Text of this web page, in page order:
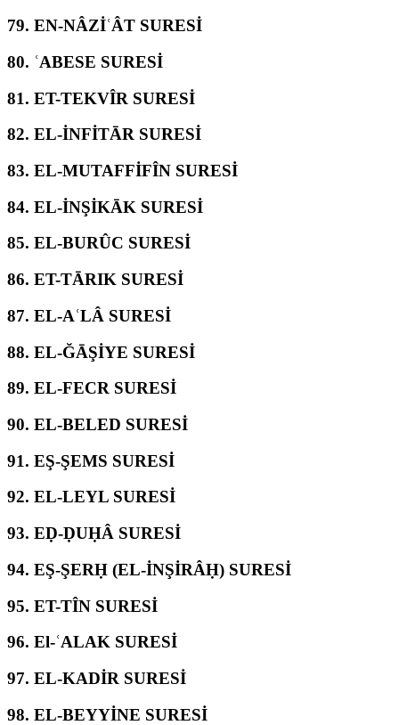
79. EN-NÂZİʿÂT SURESİ
80. ʿABESE SURESİ
81. ET-TEKVÎR SURESİ
82. EL-İNFİTĀR SURESİ
83. EL-MUTAFFİFÎN SURESİ
84. EL-İNŞİKĀK SURESİ
85. EL-BURÛC SURESİ
86. ET-TĀRIK SURESİ
87. EL-AʿLÂ SURESİ
88. EL-ĞĀŞİYE SURESİ
89. EL-FECR SURESİ
90. EL-BELED SURESİ
91. EŞ-ŞEMS SURESİ
92. EL-LEYL SURESİ
93. EḌ-ḌUḤÂ SURESİ
94. EŞ-ŞERḤ (EL-İNŞİRÂḤ) SURESİ
95. ET-TÎN SURESİ
96. El-ʿALAK SURESİ
97. EL-KADİR SURESİ
98. EL-BEYYİNE SURESİ